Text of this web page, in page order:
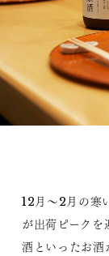
12月～2月の寒
が出荷ピークを
酒といったお酒